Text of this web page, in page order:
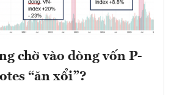
chờ vào dòng vốn P-
“ăn xổi”?